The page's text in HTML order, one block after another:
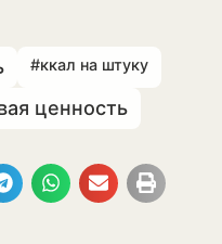
#ккал на штуку
ценность